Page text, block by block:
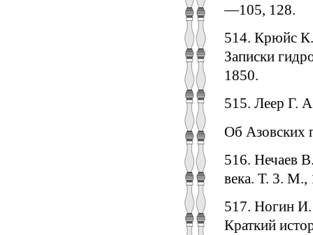
—105, 128.
514. Крюйс
Записки
1850.
515. Леер Г.
Об Азовских
516. Нечаев
века. Т. 3.
517. Ногин
Краткий